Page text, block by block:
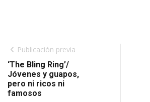
Publicación previa
‘The Bling Ring’/
Jóvenes y guapos,
pero ni ricos ni
famosos